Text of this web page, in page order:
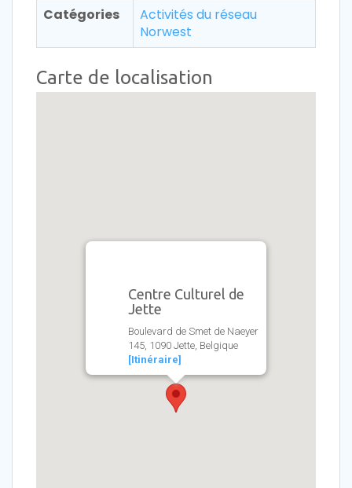
Catégories
Activités du réseau
Norwest
Carte de localisation
Centre Culturel de
Jette
Boulevard de Smet de Naeyer
145, 1090 Jette, Belgique
[Itinéraire]